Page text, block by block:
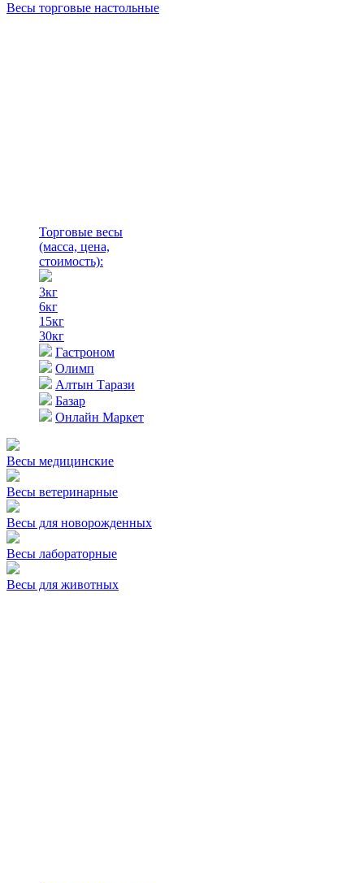
Весы торговые настольные
Торговые весы
(масса, цена,
стоимость):
3кг
6кг
15кг
30кг
Гастроном
Олимп
Алтын Тарази
Базар
Онлайн Маркет
Весы медицинские
Весы ветеринарные
Весы для новорожденных
Весы лабораторные
Весы для животных